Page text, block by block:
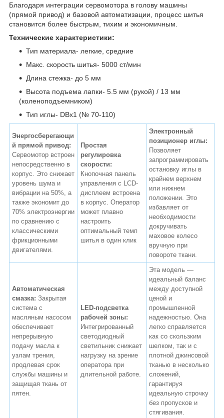
Благодаря интеграции сервомотора в голову машины
(прямой привод) и базовой автоматизации, процесс шитья
становится более быстрым, тихим и экономичным.
Технические характеристики:
Тип материала- легкие, средние
Макс. скорость шитья- 5000 ст/мин
Длина стежка- до 5 мм
Высота подъема лапки- 5.5 мм (рукой) / 13 мм
(коленоподъемником)
Тип иглы- DBx1 (№ 70-110)
Энергосберегающи
й прямой привод:
Сервомотор встроен
непосредственно в
корпус. Это снижает
уровень шума и
вибрации на 50%, а
также экономит до
70% электроэнергии
по сравнению с
классическими
фрикционными
двигателями.
Простая
регулировка
скорости:
Кнопочная панель
управления с LCD-
дисплеем встроена
в корпус. Оператор
может плавно
настроить
оптимальный темп
шитья в один клик
Электронный
позиционер иглы:
Позволяет
запрограммировать
остановку иглы в
крайнем верхнем
или нижнем
положении. Это
избавляет от
необходимости
докручивать
маховое колесо
вручную при
повороте ткани.
Автоматическая
смазка: Закрытая
система с
масляным насосом
обеспечивает
непрерывную
подачу масла к
узлам трения,
продлевая срок
службы машины и
защищая ткань от
пятен.
LED-подсветка
рабочей зоны:
Интегрированный
светодиодный
светильник снижает
нагрузку на зрение
оператора при
длительной работе.
Эта модель —
идеальный баланс
между доступной
ценой и
промышленной
надежностью. Она
легко справляется
как со скользким
шелком, так и с
плотной джинсовой
тканью в несколько
сложений,
гарантируя
идеальную строчку
без пропусков и
стягивания.